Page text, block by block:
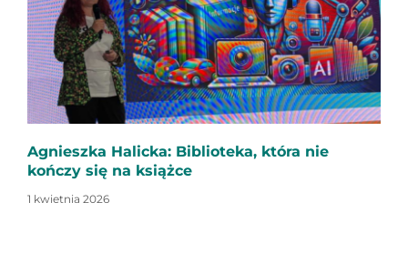
Agnieszka Halicka: Biblioteka, która nie
kończy się na książce
1 kwietnia 2026